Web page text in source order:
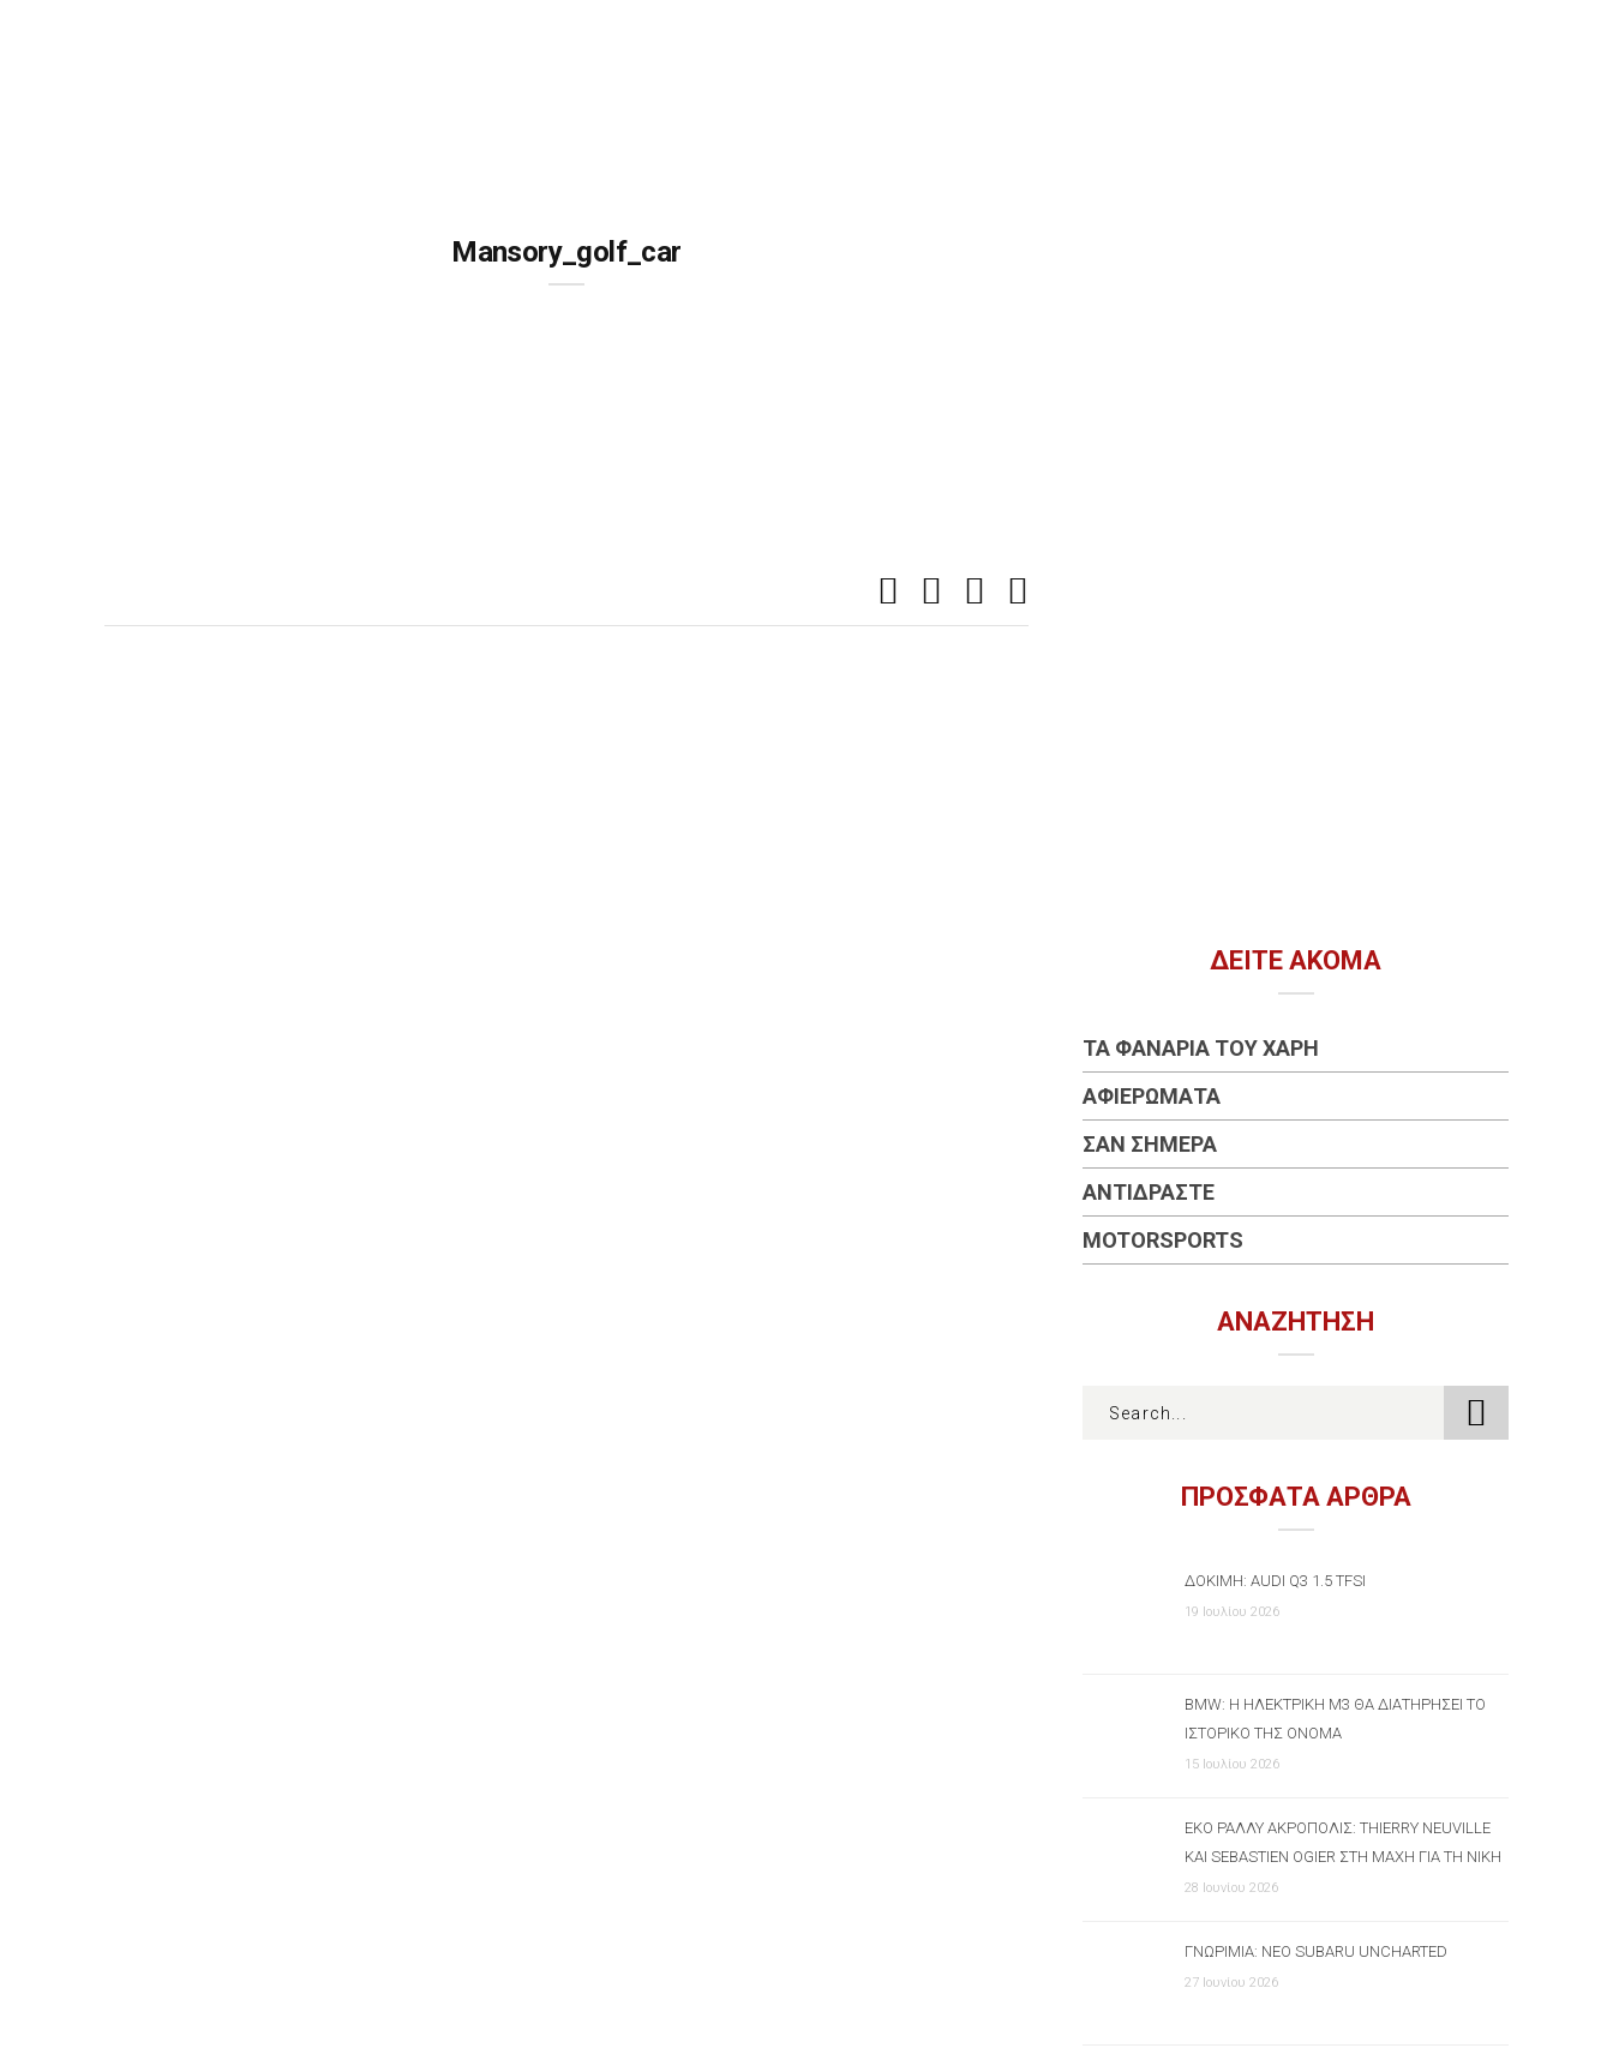
Mansory_golf_car
ΔΕΊΤΕ ΑΚΌΜΑ
ΤΑ ΦΑΝΆΡΙΑ ΤΟΥ ΧΆΡΗ
ΑΦΙΕΡΏΜΑΤΑ
ΣΑΝ ΣΉΜΕΡΑ
ΑΝΤΙΔΡΆΣΤΕ
MOTORSPORTS
ΑΝΑΖΉΤΗΣΗ
ΠΡΟΣΦΑΤΑ ΑΡΘΡΑ
ΔΟΚΙΜΉ: AUDI Q3 1.5 TFSI
19 Ιουλίου 2026
BMW: Η ΗΛΕΚΤΡΙΚΉ M3 ΘΑ ΔΙΑΤΗΡΉΣΕΙ ΤΟ
ΙΣΤΟΡΙΚΌ ΤΗΣ ΌΝΟΜΑ
15 Ιουλίου 2026
ΕΚΟ ΡΆΛΛΥ ΑΚΡΌΠΟΛΙΣ: THIERRY NEUVILLE
ΚΑΙ SEBASTIEN OGIER ΣΤΗ ΜΆΧΗ ΓΙΑ ΤΗ ΝΊΚΗ
28 Ιουνίου 2026
ΓΝΩΡΙΜΊΑ: ΝΈΟ SUBARU UNCHARTED
27 Ιουνίου 2026